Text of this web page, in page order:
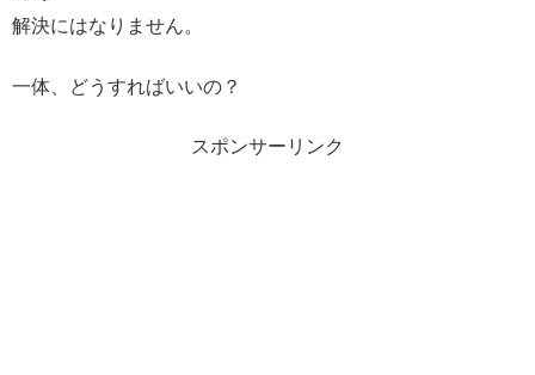
解決にはなりません。
一体、どうすればいいの？
スポンサーリンク